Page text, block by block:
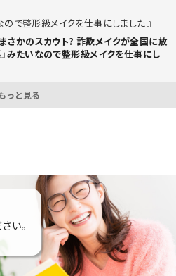
ので整形級メイクを仕事にしました
さかのスカウト? 詐欺メイクが全国に放
みたいなので整形級メイクを仕事にし
っと見る
い。